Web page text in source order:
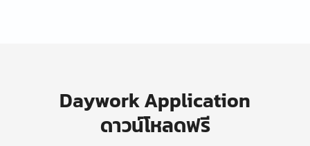
Daywork Application
ดาวน์โหลดฟรี